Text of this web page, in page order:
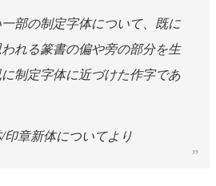
部の制定字体について、既に
れる篆書の偏や旁の部分を生
制定字体に近づけた作字であ
印章新体についてより